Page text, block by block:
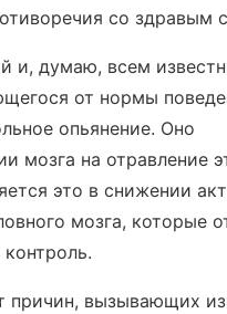
со здравым
и, думаю, всем
от нормы
опьянение. Оно
мозга на отравление
это в снижении
мозга, которые
причин, вызывающих